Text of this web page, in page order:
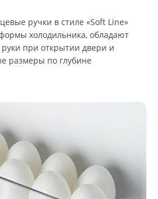
ручки в стиле «Soft Line»
холодильника, обладают
при открытии двери и
размеры по глубине